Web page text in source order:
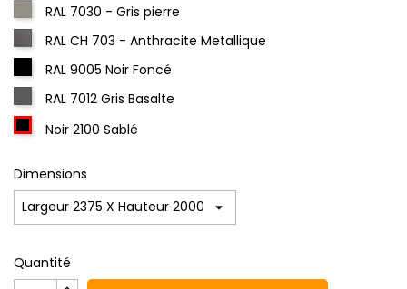
RAL 7030 - Gris pierre
RAL CH 703 - Anthracite Metallique
RAL 9005 Noir Foncé
RAL 7012 Gris Basalte
Noir 2100 Sablé
Dimensions
Quantité